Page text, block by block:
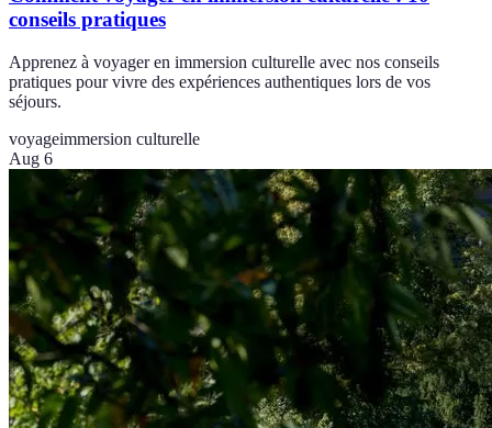
conseils pratiques
Apprenez à voyager en immersion culturelle avec nos conseils
pratiques pour vivre des expériences authentiques lors de vos
séjours.
voyageimmersion culturelle
Aug 6